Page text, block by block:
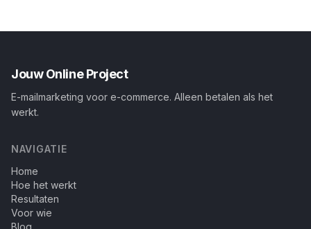
Jouw Online Project
E-mailmarketing voor e-commerce. Alleen betalen als het
werkt.
NAVIGATIE
Home
Hoe het werkt
Resultaten
Voor wie
Blog